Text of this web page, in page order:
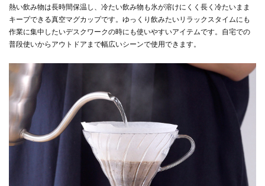
熱い飲み物は長時間保温し、冷たい飲み物も氷が溶けにくく長く冷たいまま
キープできる真空マグカップです。ゆっくり飲みたいリラックスタイムにも
作業に集中したいデスクワークの時にも使いやすいアイテムです。自宅での
普段使いからアウトドアまで幅広いシーンで使用できます。